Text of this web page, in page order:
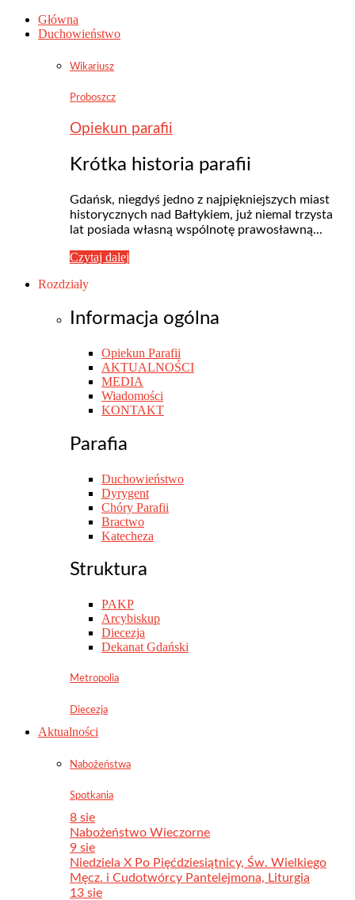
Główna
Duchowieństwo
Wikariusz
Proboszcz
Opiekun parafii
Krótka historia parafii
Gdańsk, niegdyś jedno z najpiękniejszych miast
historycznych nad Bałtykiem, już niemal trzysta
lat posiada własną wspólnotę prawosławną...
Czytaj dalej
Rozdziały
Informacja ogólna
Opiekun Parafii
AKTUALNOŚCI
MEDIA
Wiadomości
KONTAKT
Parafia
Duchowieństwo
Dyrygent
Chóry Parafii
Bractwo
Katecheza
Struktura
PAKP
Arcybiskup
Diecezja
Dekanat Gdański
Metropolia
Diecezja
Aktualności
Nabożeństwa
Spotkania
8 sie
Nabożeństwo Wieczorne
9 sie
Niedziela X Po Pięćdziesiątnicy, Św. Wielkiego
Męcz. i Cudotwórcy Pantelejmona, Liturgia
13 sie